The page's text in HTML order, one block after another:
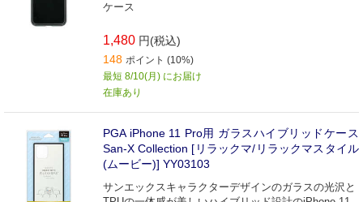
ケース
1,480 円(税込)
148 ポイント (10%)
最短 8/10(月) にお届け
在庫あり
PGA iPhone 11 Pro用 ガラスハイブリッドケース
San-X Collection [リラックマ/リラックマスタイル
(ムービー)] YY03103
サンエックスキャラクターデザインのガラスの光沢と